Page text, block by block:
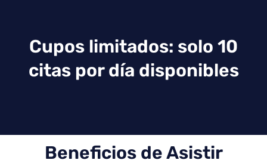
Cupos limitados: solo 10
citas por día disponibles
Beneficios de Asistir